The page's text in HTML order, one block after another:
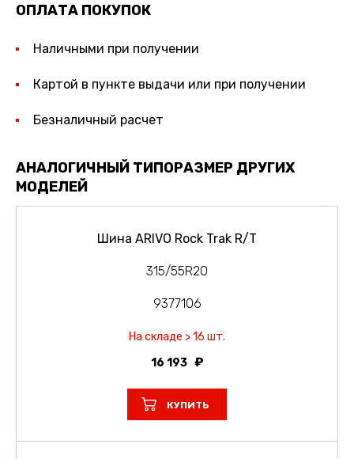
ОПЛАТА ПОКУПОК
Наличными при получении
Картой в пункте выдачи или при получении
Безналичный расчет
АНАЛОГИЧНЫЙ ТИПОРАЗМЕР ДРУГИХ
МОДЕЛЕЙ
Шина ARIVO Rock Trak R/T
315/55R20
9377106
На складе > 16 шт.
16 193
КУПИТЬ